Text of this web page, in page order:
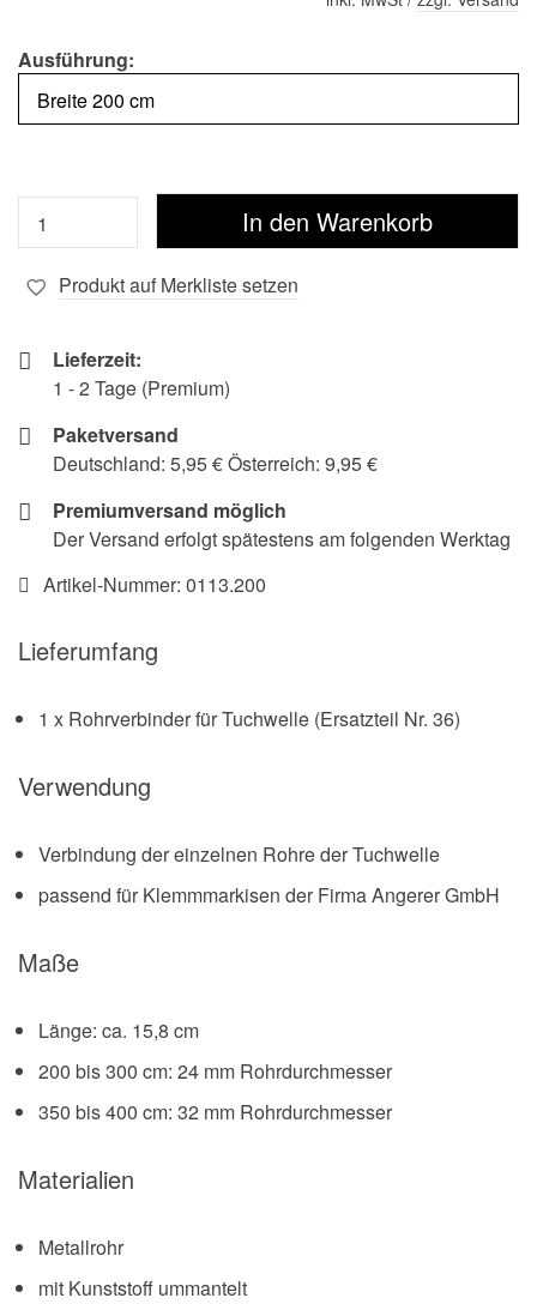
Ausführung:
Produkt auf Merkliste setzen
Lieferzeit:
1 - 2 Tage (Premium)
Paketversand
Deutschland: 5,95 € Österreich: 9,95 €
Premiumversand möglich
Der Versand erfolgt spätestens am folgenden Werktag
Artikel-Nummer: 0113.200
Lieferumfang
1 x Rohrverbinder für Tuchwelle (Ersatzteil Nr. 36)
Verwendung
Verbindung der einzelnen Rohre der Tuchwelle
passend für Klemmmarkisen der Firma Angerer GmbH
Maße
Länge: ca. 15,8 cm
200 bis 300 cm: 24 mm Rohrdurchmesser
350 bis 400 cm: 32 mm Rohrdurchmesser
Materialien
Metallrohr
mit Kunststoff ummantelt